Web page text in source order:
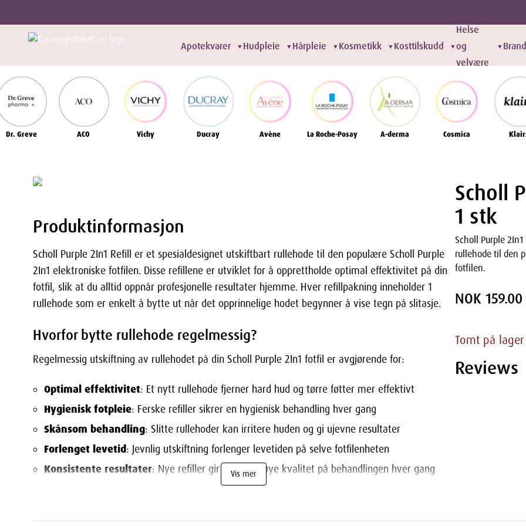
Apotekvarer ▼ Hudpleie ▼ Hårpleie ▼ Kosmetikk ▼ Kosttilskudd ▼
Helse
og
velvære
▼
Dr. Greve ACO Vichy Ducray Avène La Roche-Posay A-derma Cosmica
Produktinformasjon
Scholl Purple 2In1 Refill er et spesialdesignet utskiftbart rullehode til den populære Scholl Purple
2In1 elektroniske fotfilen. Disse refillene er utviklet for å opprettholde optimal effektivitet på din
fotfil, slik at du alltid oppnår profesjonelle resultater hjemme. Hver refillpakning inneholder 1
rullehode som er enkelt å bytte ut når det opprinnelige hodet begynner å vise tegn på slitasje.
Hvorfor bytte rullehode regelmessig?
Regelmessig utskiftning av rullehodet på din Scholl Purple 2In1 fotfil er avgjørende for:
Optimal effektivitet: Et nytt rullehode fjerner hard hud og tørre føtter mer effektivt
Hygienisk fotpleie: Ferske refiller sikrer en hygienisk behandling hver gang
Skånsom behandling: Slitte rullehoder kan irritere huden og gi ujevne resultater
Forlenget levetid: Jevnlig utskiftning forlenger levetiden på selve fotfilenheten
Konsistente resultater: Nye refiller gir samme høye kvalitet på behandlingen hver gang
For å opprettholde optimal ytelse på din Scholl Purple 2In1 fotfil, bør du være oppmerksom på
Vis mer
Scholl
1 stk
Scholl Purple
rullehode til den
fotfilen.
NOK 159.00
Tomt på lager
Reviews